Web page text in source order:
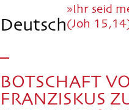
Deutsch
BOTSCHAFT
FRANZISKUS
»Ihr seid
(Joh